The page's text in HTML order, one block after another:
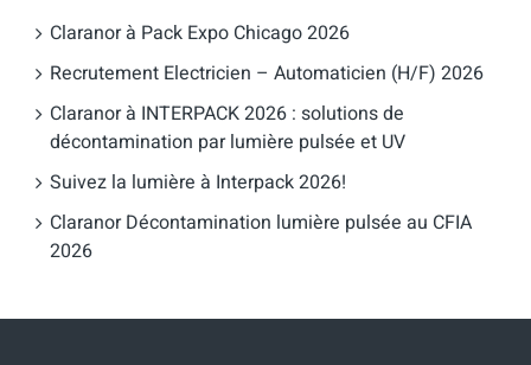
Claranor à Pack Expo Chicago 2026
Recrutement Electricien – Automaticien (H/F) 2026
Claranor à INTERPACK 2026 : solutions de
décontamination par lumière pulsée et UV
Suivez la lumière à Interpack 2026!
Claranor Décontamination lumière pulsée au CFIA
2026